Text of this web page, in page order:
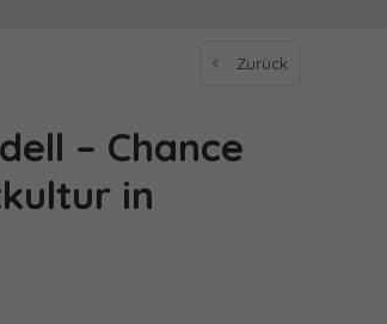
Zurück
– Chance
in